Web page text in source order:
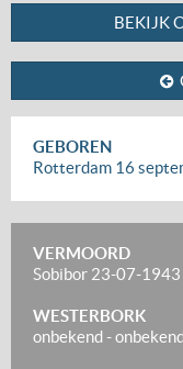
BEKIJK
GEBOREN
Rotterdam 16
VERMOORD
Sobibor 23-07-1943
WESTERBORK
onbekend-